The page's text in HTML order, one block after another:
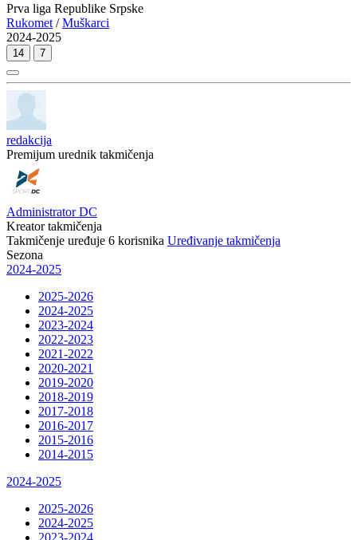
Prva liga Republike Srpske
Rukomet /Muškarci
2024-2025
14 7
redakcija
Premijum urednik takmičenja
Administrator DC
Kreator takmičenja
Takmičenje uređuje 6 korisnika Uređivanje takmičenja
Sezona
2024-2025
2025-2026
2024-2025
2023-2024
2022-2023
2021-2022
2020-2021
2019-2020
2018-2019
2017-2018
2016-2017
2015-2016
2014-2015
2024-2025
2025-2026
2024-2025
2023-2024